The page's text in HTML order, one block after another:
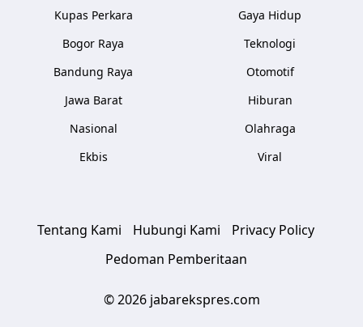
Kupas Perkara
Bogor Raya
Bandung Raya
Jawa Barat
Nasional
Ekbis
Gaya Hidup
Teknologi
Otomotif
Hiburan
Olahraga
Viral
Tentang Kami Hubungi Kami
Privacy Policy
Pedoman Pemberitaan
© 2026 jabarekspres.com